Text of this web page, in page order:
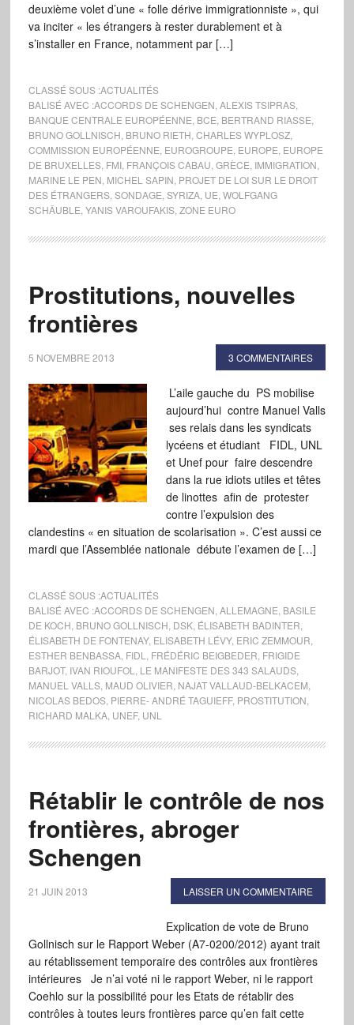
deuxième volet d’une « folle dérive immigrationniste », qui
va inciter « les étrangers à rester durablement et à
s’installer en France, notamment par […]
CLASSÉ SOUS :ACTUALITÉS
BALISÉ AVEC :ACCORDS DE SCHENGEN ALEXIS TSIPRAS,
BANQUE CENTRALE EUROPÉENNE BCE BERTRAND RIASSE
BRUNO GOLLNISCH BRUNO RIETH CHARLES WYPLOSZ,
COMMISSION EUROPÉENNE EUROGROUPE EUROPE EUROPE
DE BRUXELLES, FMI, FRANÇOIS CABAU GRÈCE IMMIGRATION
MARINE LE PEN MICHEL SAPIN PROJET DE LOI SUR LE DROIT
DES ÉTRANGERS, SONDAGE SYRIZA, UE WOLFGANG
SCHÄUBLE YANIS VAROUFAKIS, ZONE EURO
Prostitutions, nouvelles
frontières
5 NOVEMBRE 2013 3 COMMENTAIRES
L’aile gauche du PS mobilise
aujourd’hui contre Manuel Valls
ses relais dans les syndicats
lycéens et étudiant FIDL, UNL
et Unef pour faire descendre
dans la rue idiots utiles et têtes
de linottes afin de protester
contre l’expulsion des
clandestins « en situation de scolarisation ». C’est aussi ce
mardi que l’Assemblée nationale débute l’examen de […]
CLASSÉ SOUS :ACTUALITÉS
BALISÉ AVEC :ACCORDS DE SCHENGEN ALLEMAGNE BASILE
DE KOCH BRUNO GOLLNISCH DSK, ÉLISABETH BADINTER
ÉLISABETH DE FONTENAY, ELISABETH LÉVY, ERIC ZEMMOUR
ESTHER BENBASSA, FIDL FRÉDÉRIC BEIGBEDER FRIGIDE
BARJOT, IVAN RIOUFOL LE MANIFESTE DES 343 SALAUDS,
MANUEL VALLS, MAUD OLIVIER NAJAT VALLAUD-BELKACEM
NICOLAS BEDOS, PIERRE- ANDRÉ TAGUIEFF, PROSTITUTION
RICHARD MALKA, UNEF, UNL
Rétablir le contrôle de nos
frontières, abroger
Schengen
21 JUIN 2013 LAISSER UN COMMENTAIRE
Explication de vote de Bruno
Gollnisch sur le Rapport Weber (A7-0200/2012) ayant trait
au rétablissement temporaire des contrôles aux frontières
intérieures Je n’ai voté ni le rapport Weber, ni le rapport
Coehlo sur la possibilité pour les Etats de rétablir des
contrôles à toutes leurs frontières parce qu’en fait cette